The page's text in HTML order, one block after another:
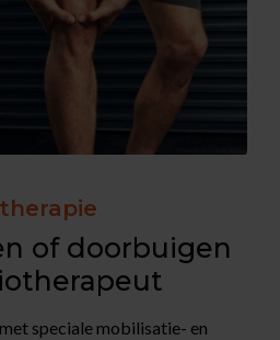
of doorbuigen
speciale mobilisatie- en